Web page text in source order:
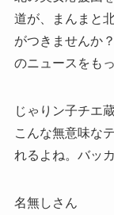
道が、まんまと
がつきませんか
のニュースをも
じゃりン子チエ
こんな無意味な
れるよね。バッ
名無しさん